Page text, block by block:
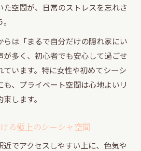
た空間が、日常のストレスを忘れさ
らは「まるで自分だけの隠れ家にい
が多く、初心者でも安心して過ごせ
ています。特に女性や初めてシーシ
も、プライベート空間は心地よいリ
します。
る極上のシーシャ空間
近でアクセスしやすい上に、色気や